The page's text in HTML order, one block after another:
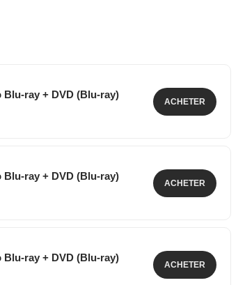
Blu-ray + DVD (Blu-ray)
ACHETER
Blu-ray + DVD (Blu-ray)
ACHETER
Blu-ray + DVD (Blu-ray)
ACHETER